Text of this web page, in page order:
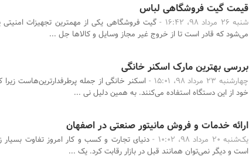
قیمت گیت فروشگاهی لباس
شنبه 26 مرداد 98، 16:42 -
گیت فروشگاهی یکی از مهمترین تجهیزات
می‌شود که قادر است تا از خروج غیر مجاز وسایل و کالاها جل ...
بررسی بهترین مارک اسکنر خانگی
چهارشنبه 23 مرداد 98، 15:01 -
اسکنر خانگی از جمله پرطرفدارترین‌هاست زیرا
خود از این دستگاه استفاده می‌کنند. به همین دلیل نی ...
ارائه خدمات و فروش مانیتور صنعتی در اصفهان
یک‌شنبه 20 مرداد 98، 10:02 -
دنیای تجارت و کسب و کار امروز تفاوت بسیار
است و دیگر نمی‌توان همانند قبل در بازار رقابت کرد. یک ...